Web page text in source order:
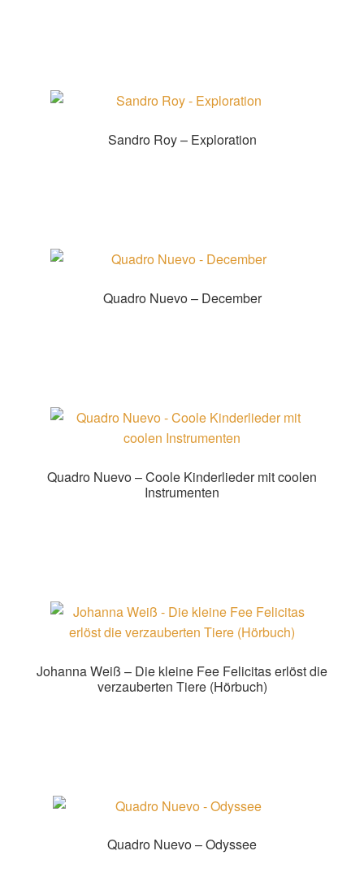
Sandro Roy – Exploration
Quadro Nuevo – December
Quadro Nuevo – Coole Kinderlieder mit coolen
Instrumenten
Johanna Weiß – Die kleine Fee Felicitas erlöst die
verzauberten Tiere (Hörbuch)
Quadro Nuevo – Odyssee